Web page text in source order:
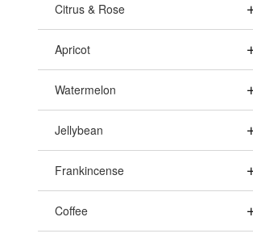
Citrus & Rose
Apricot
Watermelon
Jellybean
Frankincense
Coffee